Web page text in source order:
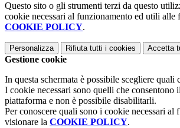
Questo sito o gli strumenti terzi da questo
cookie necessari al funzionamento ed utili alle
COOKIE POLICY.
Personalizza Rifiuta tutti i cookies Accetta
Gestione cookie
In questa schermata è possibile scegliere quali
I cookie necessari sono quelli che consentono
piattaforma e non è possibile disabilitarli.
Per conoscere quali sono i cookie necessari al
visionare la COOKIE POLICY.